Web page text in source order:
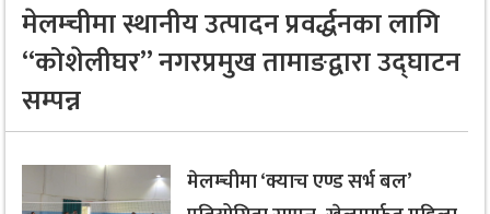
मेलम्चीमा स्थानीय उत्पादन प्रवर्द्धनका लागि
“कोशेलीघर” नगरप्रमुख तामाङद्वारा उद्घाटन
सम्पन्न
मेलम्चीमा ‘क्याच एण्ड सर्भ बल’